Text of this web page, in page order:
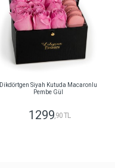
Dikdörtgen Siyah Kutuda Macaronlu
Pembe Gül
1299,90 TL